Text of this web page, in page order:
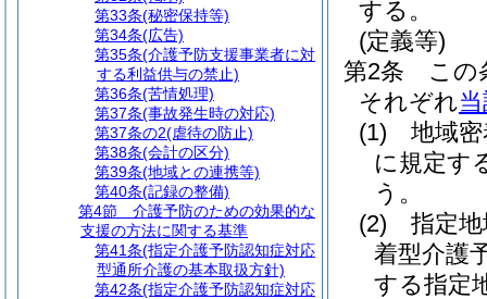
する。
(定義等)
第2条
この
それぞれ
(1)
地域
に規定す
う。
(2)
指定
着型介護
する指定
第33条(秘密保持等)
第34条(広告)
第35条(介護予防支援事業者に対
する利益供与の禁止)
第36条(苦情処理)
第37条(事故発生時の対応)
第37条の2(虐待の防止)
第38条(会計の区分)
第39条(地域との連携等)
第40条(記録の整備)
第4節
介護予防のための効果的な
支援の方法に関する基準
第41条(指定介護予防認知症対応
型通所介護の基本取扱方針)
第42条(指定介護予防認知症対応